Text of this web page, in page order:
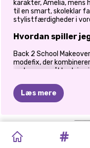
karakter, Amelia, mens
til en smart, skoleklar
stylistfærdigheder i
Hvordan spiller
Back 2 School
modefix, der
makeup og
Forvandl Amelias e-
fantastisk
Spillet starter med, at
opgave at forny
ultimative hovedturner
Læs mere
MEAN
MEAN
ELLIE
BLONDIE
MIN
SKURKESKOLEN
OOTD